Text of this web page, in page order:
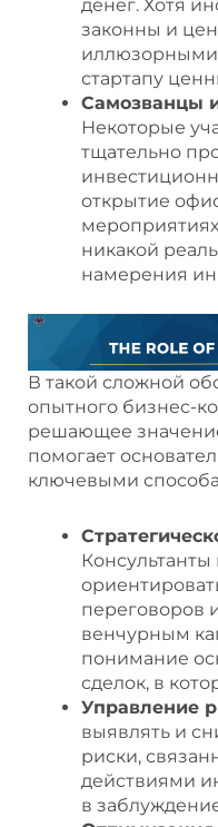
денег. Хотя
законны и
стартапу
Самозванцы
Некоторые
тщательно
открытие
никакой
намерения
В такой сложной
опытного бизнес-
решающее
помогает
ключевыми
переговоров
венчурным
понимание
сделок, в
Управление
выявлять и
риски,
действиями
в